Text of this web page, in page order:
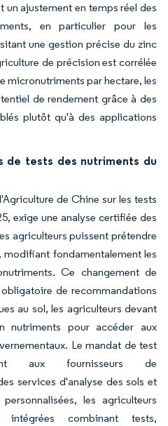
un ajustement en temps réel des
en particulier pour les
une gestion précise du zinc
de précision est corrélée
micronutriments par hectare, les
de rendement grâce à des
plutôt qu'à des applications
de tests des nutriments du
de Chine sur les tests
exige une analyse certifiée des
agriculteurs puissent prétendre
modifiant fondamentalement les
Ce changement de
de recommandations
au sol, les agriculteurs devant
nutriments pour accéder aux
Le mandat de test
aux fournisseurs de
services d'analyse des sols et
les agriculteurs
combinant tests,